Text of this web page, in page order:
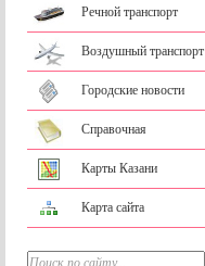
Речной транспорт
Воздушный транспорт
Городские новости
Справочная
Карты Казани
Карта сайта